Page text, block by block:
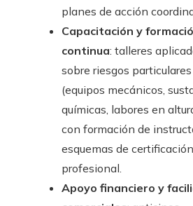
planes de acción
Capacitación y
continua: talleres
sobre riesgos particulares
(equipos mecánicos,
químicas, labores en
con formación de
esquemas de certificación
profesional.
Apoyo financiero y